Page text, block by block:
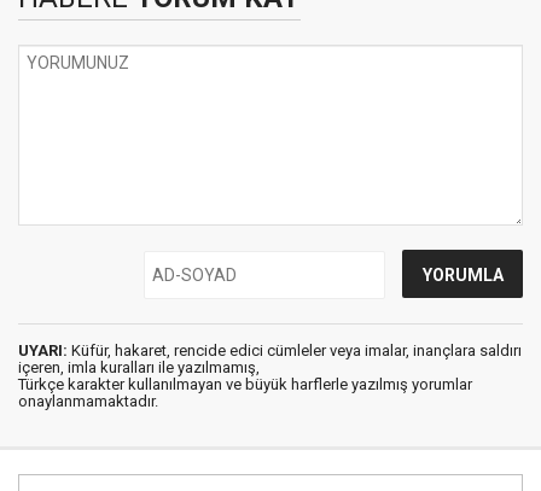
UYARI: Küfür, hakaret, rencide edici cümleler veya imalar, inançlara saldırı
içeren, imla kuralları ile yazılmamış,
Türkçe karakter kullanılmayan ve büyük harflerle yazılmış yorumlar
onaylanmamaktadır.